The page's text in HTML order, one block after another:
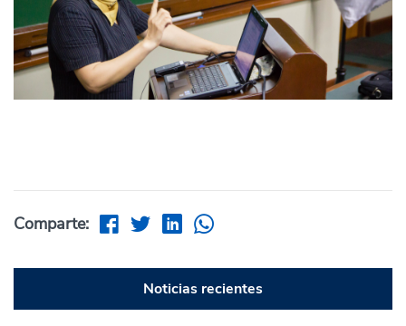
Comparte:
Noticias recientes